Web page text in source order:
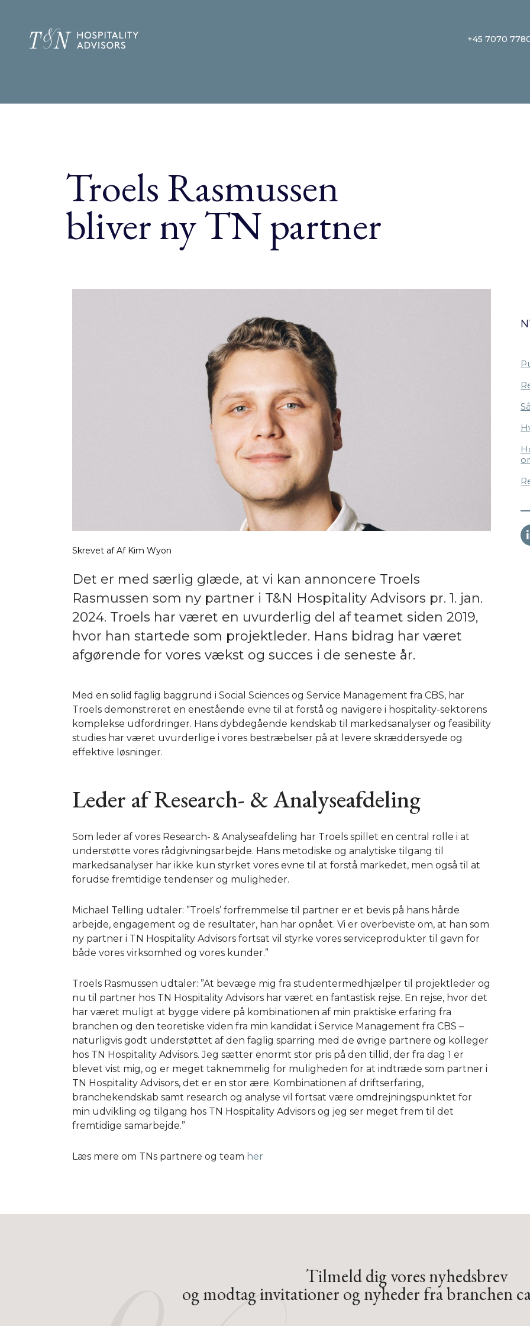
indholdet
+45 7070
Troels Rasmussen
bliver ny TN partner
Skrevet afAf Kim Wyon
Det er med særlig glæde, at vi kan annoncere Troels
Rasmussen som ny partner i T&N Hospitality Advisors pr. 1. jan.
2024. Troels har været en uvurderlig del af teamet siden 2019,
hvor han startede som projektleder. Hans bidrag har været
afgørende for vores vækst og succes i de seneste år.
Med en solid faglig baggrund i Social Sciences og Service Management fra CBS, har
Troels demonstreret en enestående evne til at forstå og navigere i hospitality-sektorens
komplekse udfordringer. Hans dybdegående kendskab til markedsanalyser og feasibility
studies har været uvurderlige i vores bestræbelser på at levere skræddersyede og
effektive løsninger.
Leder af Research- & Analyseafdeling
Som leder af vores Research- & Analyseafdeling har Troels spillet en central rolle i at
understøtte vores rådgivningsarbejde. Hans metodiske og analytiske tilgang til
markedsanalyser har ikke kun styrket vores evne til at forstå markedet, men også til at
forudse fremtidige tendenser og muligheder.
Michael Telling udtaler: ”Troels’ forfremmelse til partner er et bevis på hans hårde
arbejde, engagement og de resultater, han har opnået. Vi er overbeviste om, at han som
ny partner i TN Hospitality Advisors fortsat vil styrke vores serviceprodukter til gavn for
både vores virksomhed og vores kunder.”
Troels Rasmussen udtaler: ”At bevæge mig fra studentermedhjælper til projektleder og
nu til partner hos TN Hospitality Advisors har været en fantastisk rejse. En rejse, hvor det
har været muligt at bygge videre på kombinationen af min praktiske erfaring fra
branchen og den teoretiske viden fra min kandidat i Service Management fra CBS –
naturligvis godt understøttet af den faglig sparring med de øvrige partnere og kolleger
hos TN Hospitality Advisors. Jeg sætter enormt stor pris på den tillid, der fra dag 1 er
blevet vist mig, og er meget taknemmelig for muligheden for at indtræde som partner i
TN Hospitality Advisors, det er en stor ære. Kombinationen af driftserfaring,
branchekendskab samt research og analyse vil fortsat være omdrejningspunktet for
min udvikling og tilgang hos TN Hospitality Advisors og jeg ser meget frem til det
fremtidige samarbejde.”
Læs mere om TNs partnere og team her
Tilmeld dig vores nyhedsbrev
og modtag invitationer og nyheder fra branchen